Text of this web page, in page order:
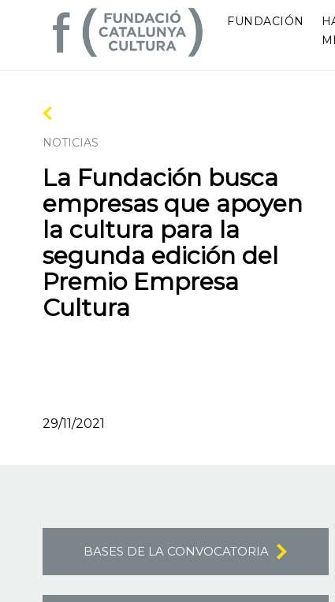
FUNDACIÓN
NOTICIAS
La Fundación busca
empresas que apoyen
la cultura para la
segunda edición del
Premio Empresa
Cultura
29/11/2021
BASES DE LA CONVOCATORIA